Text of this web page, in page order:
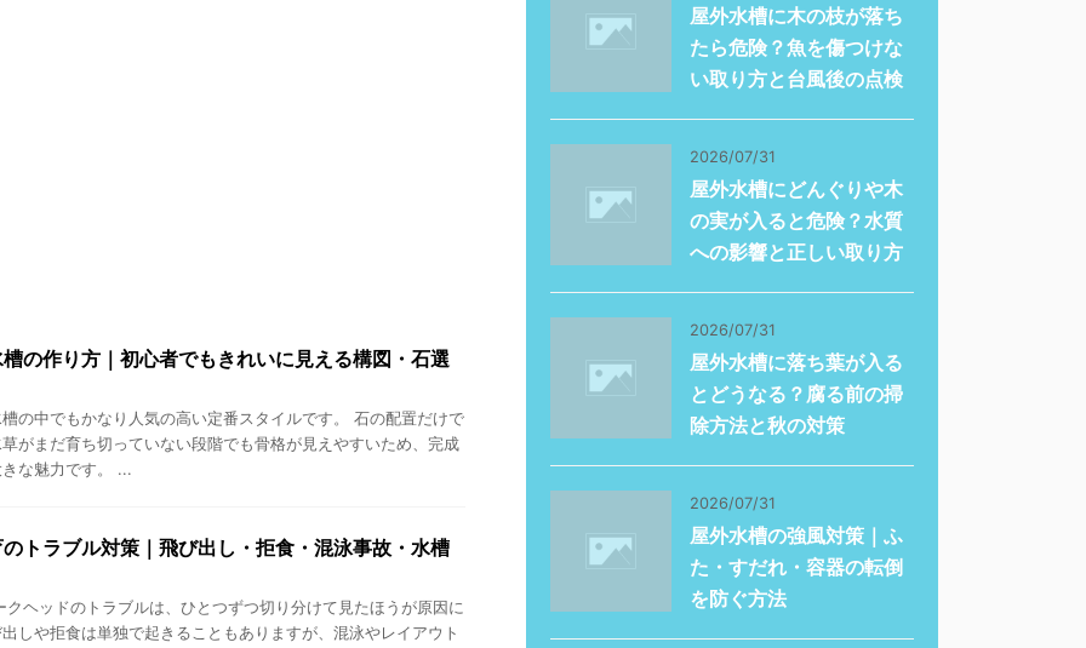
の作り方｜初心者でもきれいに見える構図・石選
の中でもかなり人気の高い定番スタイルです。 石の配置だけで
がまだ育ち切っていない段階でも骨格が見えやすいため、完成
な魅力です。 ...
トラブル対策｜飛び出し・拒食・混泳事故・水槽
ヘッドのトラブルは、ひとつずつ切り分けて見たほうが原因に
しや拒食は単独で起きることもありますが、混泳やレイアウト
屋外水槽に木の枝が落ち
たら危険？魚を傷つけな
い取り方と台風後の点検
2026/07/31
屋外水槽にどんぐりや木
の実が入ると危険？水質
への影響と正しい取り方
2026/07/31
屋外水槽に落ち葉が入る
とどうなる？腐る前の掃
除方法と秋の対策
2026/07/31
屋外水槽の強風対策｜ふ
た・すだれ・容器の転倒
を防ぐ方法